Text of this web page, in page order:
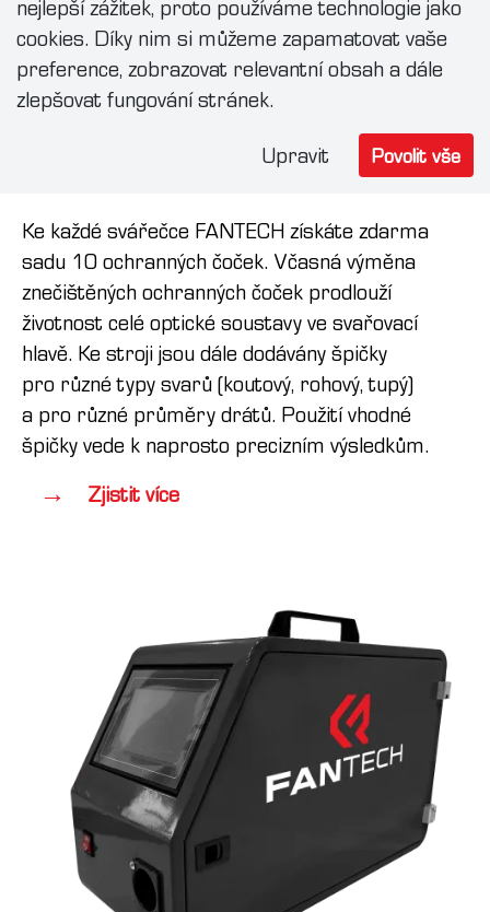
Ke každé svářečce FANTECH získáte zdarma
sadu 10 ochranných čoček. Včasná výměna
znečištěných ochranných čoček prodlouží
životnost celé optické soustavy ve svařovací
hlavě. Ke stroji jsou dále dodávány špičky
pro různé typy svarů (koutový, rohový, tupý)
a pro různé průměry drátů. Použití vhodné
špičky vede k naprosto precizním výsledkům.
Zjistit více
nejlepší zážitek, proto používáme technologie jako
cookies. Díky nim si můžeme zapamatovat vaše
preference, zobrazovat relevantní obsah a dále
zlepšovat fungování stránek.
Upravit Povolit vše